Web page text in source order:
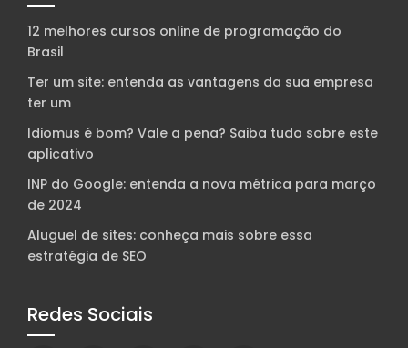
12 melhores cursos online de programação do
Brasil
Ter um site: entenda as vantagens da sua empresa
ter um
Idiomus é bom? Vale a pena? Saiba tudo sobre este
aplicativo
INP do Google: entenda a nova métrica para março
de 2024
Aluguel de sites: conheça mais sobre essa
estratégia de SEO
Redes Sociais